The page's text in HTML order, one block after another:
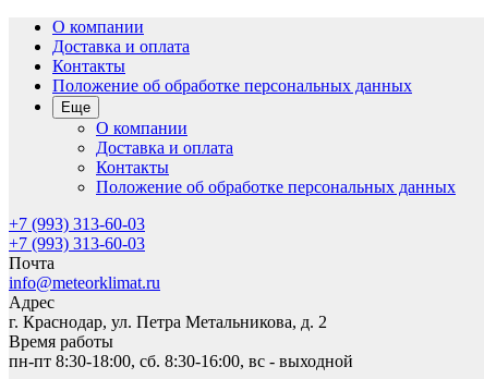
О компании
Доставка и оплата
Контакты
Положение об обработке персональных данных
Еще
О компании
Доставка и оплата
Контакты
Положение об обработке персональных данных
+7 (993) 313-60-03
+7 (993) 313-60-03
Почта
info@meteorklimat.ru
Адрес
г. Краснодар, ул. Петра Метальникова, д. 2
Время работы
пн-пт 8:30-18:00, сб. 8:30-16:00, вс - выходной